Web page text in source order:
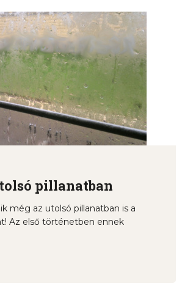
pillanatban
még az utolsó pillanatban is a
Az első történetben ennek